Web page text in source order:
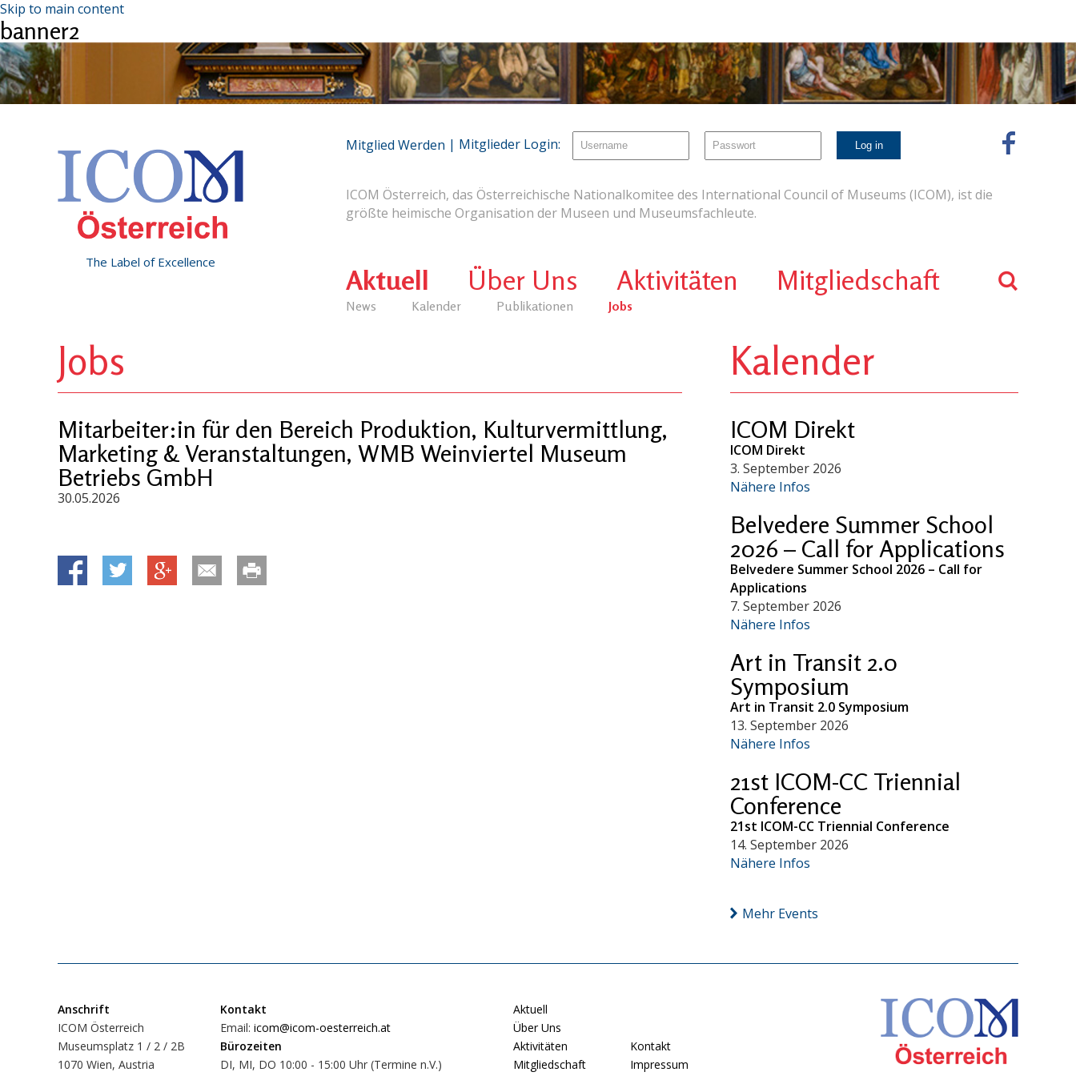
Skip to main content
banner2
The Label of Excellence
ICOM Österreich, das Österreichische Nationalkomitee des International Council of Museums (ICOM), ist die
größte heimische Organisation der Museen und Museumsfachleute.
Aktuell
News Kalender Publikationen Jobs
Über Uns Aktivitäten Mitgliedschaft
Mitglied Werden | Mitglieder Login:
Jobs
Mitarbeiter:in für den Bereich Produktion, Kulturvermittlung,
Marketing & Veranstaltungen, WMB Weinviertel Museum
Betriebs GmbH
30.05.2026
Kalender
ICOM Direkt
ICOM Direkt
3. September 2026
Nähere Infos
Belvedere Summer School
2026 – Call for Applications
Belvedere Summer School 2026 – Call for
Applications
7. September 2026
Nähere Infos
Art in Transit 2.0
Symposium
Art in Transit 2.0 Symposium
13. September 2026
Nähere Infos
21st ICOM-CC Triennial
Conference
21st ICOM-CC Triennial Conference
14. September 2026
Nähere Infos
Mehr Events
Anschrift
ICOM Österreich
Museumsplatz 1 / 2 / 2B
1070 Wien, Austria
Kontakt
Email: icom@icom-oesterreich.at
Bürozeiten
DI, MI, DO 10:00 - 15:00 Uhr (Termine n.V.)
Aktuell
Über Uns
Aktivitäten
Mitgliedschaft
Kontakt
Impressum